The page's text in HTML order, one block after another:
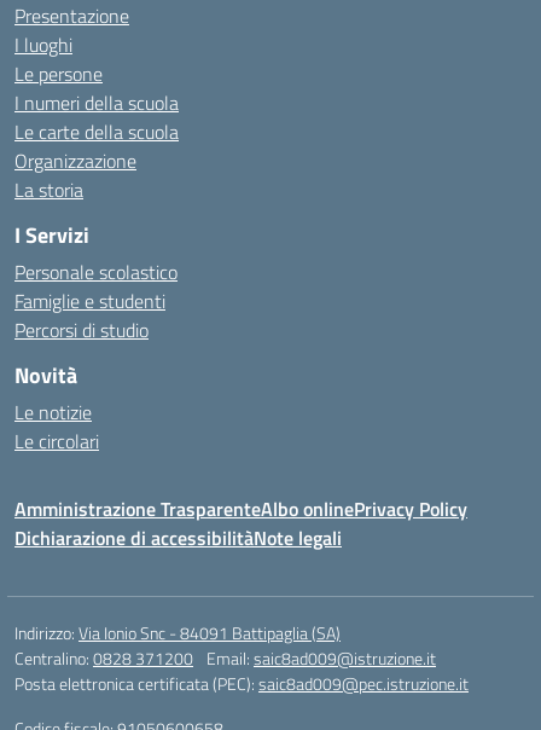
Presentazione
I luoghi
Le persone
I numeri della scuola
Le carte della scuola
Organizzazione
La storia
I Servizi
Personale scolastico
Famiglie e studenti
Percorsi di studio
Novità
Le notizie
Le circolari
Amministrazione TrasparenteAlbo onlinePrivacy Policy
Dichiarazione di accessibilitàNote legali
Indirizzo:Via Ionio Snc - 84091 Battipaglia (SA)
Centralino:0828 371200 Email:saic8ad009@istruzione.it
Posta elettronica certificata (PEC):saic8ad009@pec.istruzione.it